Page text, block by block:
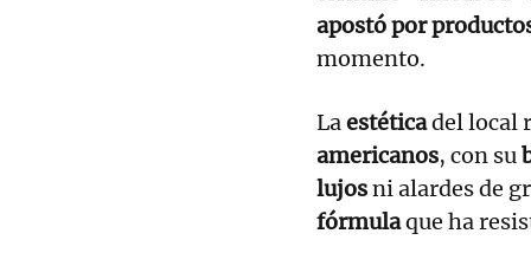
apostó por
momento.
Laestéticadel local
americanos, con su
lujosni alardes de
fórmulaque ha